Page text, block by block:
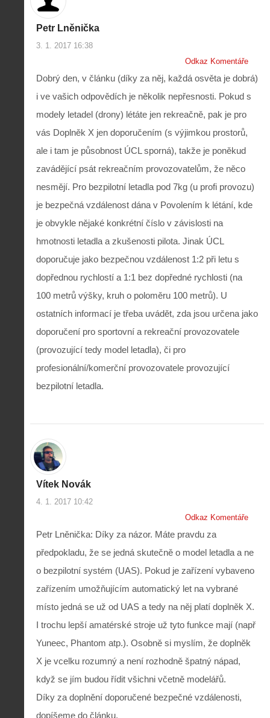
Petr Lněnička
3. 1. 2017 16:38
Odkaz Komentáře
Dobrý den, v článku (díky za něj, každá osvěta je dobrá)
i ve vašich odpovědích je několik nepřesnosti. Pokud s
modely letadel (drony) létáte jen rekreačně, pak je pro
vás Doplněk X jen doporučením (s výjimkou prostorů,
ale i tam je působnost ÚCL sporná), takže je poněkud
zavádějící psát rekreačním provozovatelům, že něco
nesmějí. Pro bezpilotní letadla pod 7kg (u profi provozu)
je bezpečná vzdálenost dána v Povolením k létání, kde
je obvykle nějaké konkrétní číslo v závislosti na
hmotnosti letadla a zkušenosti pilota. Jinak ÚCL
doporučuje jako bezpečnou vzdálenost 1:2 při letu s
dopřednou rychlostí a 1:1 bez dopředné rychlosti (na
100 metrů výšky, kruh o poloměru 100 metrů). U
ostatních informací je třeba uvádět, zda jsou určena jako
doporučení pro sportovní a rekreační provozovatele
(provozující tedy model letadla), či pro
profesionální/komerční provozovatele provozující
bezpilotní letadla.
Vítek Novák
4. 1. 2017 10:42
Odkaz Komentáře
Petr Lněnička: Díky za názor. Máte pravdu za
předpokladu, že se jedná skutečně o model letadla a ne
o bezpilotní systém (UAS). Pokud je zařízení vybaveno
zařízením umožňujícím automatický let na vybrané
místo jedná se už od UAS a tedy na něj platí doplněk X.
I trochu lepší amatérské stroje už tyto funkce mají (např
Yuneec, Phantom atp.). Osobně si myslím, že doplněk
X je vcelku rozumný a není rozhodně špatný nápad,
když se jím budou řídit všichni včetně modelářů.
Díky za doplnění doporučené bezpečné vzdálenosti,
dopíšeme do článku.